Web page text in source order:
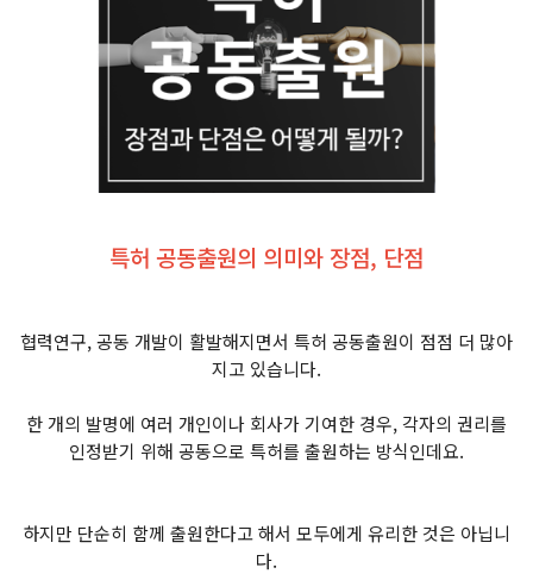
특허 공동출원의 의미와 장점, 단점
협력연구, 공동 개발이 활발해지면서 특허 공동출원이 점점 더 많아
지고 있습니다.
한 개의 발명에 여러 개인이나 회사가 기여한 경우, 각자의 권리를
인정받기 위해 공동으로 특허를 출원하는 방식인데요.
하지만 단순히 함께 출원한다고 해서 모두에게 유리한 것은 아닙니
다.